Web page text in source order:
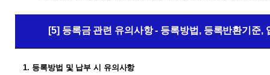
[5] 등록금 관련 유의사항 - 등록방법, 등록반환기준,
1. 등록방법 및 납부 시 유의사항